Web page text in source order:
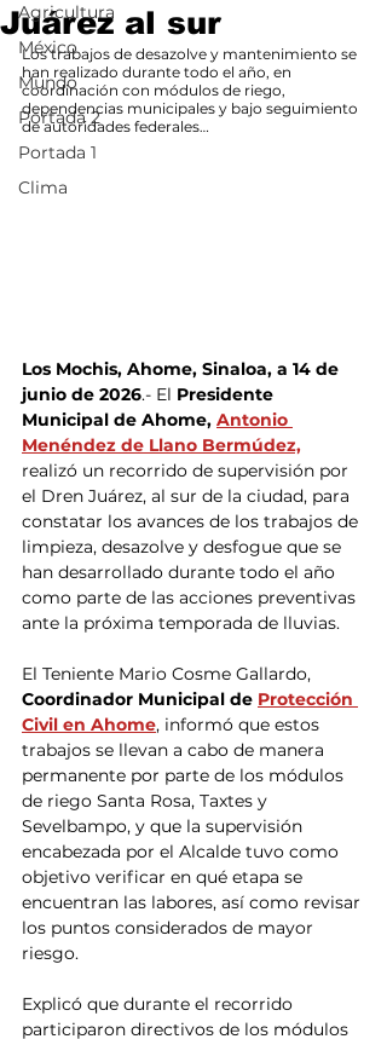
Agricultura
México
Mundo
Portada 2
Portada 1
Clima
Juárez al sur
Los trabajos de desazolve y mantenimiento se
han realizado durante todo el año, en
coordinación con módulos de riego,
dependencias municipales y bajo seguimiento
de autoridades federales…
Los Mochis, Ahome, Sinaloa, a 14 de
junio de 2026.- El Presidente
Municipal de Ahome, Antonio
Menéndez de Llano Bermúdez,
realizó un recorrido de supervisión por
el Dren Juárez, al sur de la ciudad, para
constatar los avances de los trabajos de
limpieza, desazolve y desfogue que se
han desarrollado durante todo el año
como parte de las acciones preventivas
ante la próxima temporada de lluvias.
El Teniente Mario Cosme Gallardo,
Coordinador Municipal de Protección
Civil en Ahome, informó que estos
trabajos se llevan a cabo de manera
permanente por parte de los módulos
de riego Santa Rosa, Taxtes y
Sevelbampo, y que la supervisión
encabezada por el Alcalde tuvo como
objetivo verificar en qué etapa se
encuentran las labores, así como revisar
los puntos considerados de mayor
riesgo.
Explicó que durante el recorrido
participaron directivos de los módulos